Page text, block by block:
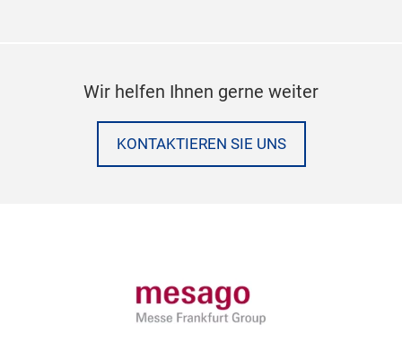
Wir helfen Ihnen gerne weiter
KONTAKTIEREN SIE UNS